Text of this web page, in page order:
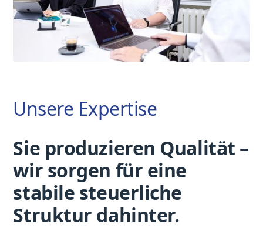
Unsere Expertise
Sie produzieren Qualität –
wir sorgen für eine
stabile steuerliche
Struktur dahinter.